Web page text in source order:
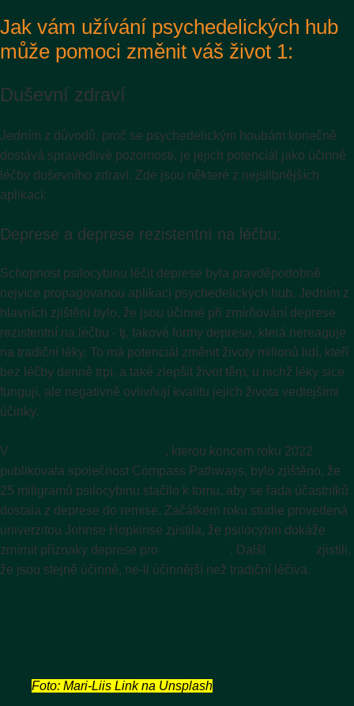
Jak vám užívání psychedelických hub
může pomoci změnit váš život 1:
Duševní zdraví
Jedním z důvodů, proč se psychedelickým houbám konečně
dostává spravedlivé pozornosti, je jejich potenciál jako účinné
léčby duševního zdraví. Zde jsou některé z nejslibnějších
aplikací:
Deprese a deprese rezistentní na léčbu:
Schopnost psilocybinu léčit deprese byla pravděpodobně
nejvíce propagovanou aplikací psychedelických hub. Jedním z
hlavních zjištění bylo, že jsou účinné při zmírňování deprese
rezistentní na léčbu - tj. takové formy deprese, která nereaguje
na tradiční léky. To má potenciál změnit životy milionů lidí, kteří
bez léčby denně trpí, a také zlepšit život těm, u nichž léky sice
fungují, ale negativně ovlivňují kvalitu jejich života vedlejšími
účinky.
V
, kterou koncem roku 2022
publikovala společnost Compass Pathways, bylo zjištěno, že
25 miligramů psilocybinu stačilo k tomu, aby se řada účastníků
dostala z deprese do remise. Začátkem roku studie provedená
univerzitou Johnse Hopkinse zjistila, že psilocybin dokáže
zmírnit příznaky deprese pro
. Další
zjistili,
že jsou stejně účinné, ne-li účinnější než tradiční léčiva.
Foto: Mari-Liis Link na Unsplash